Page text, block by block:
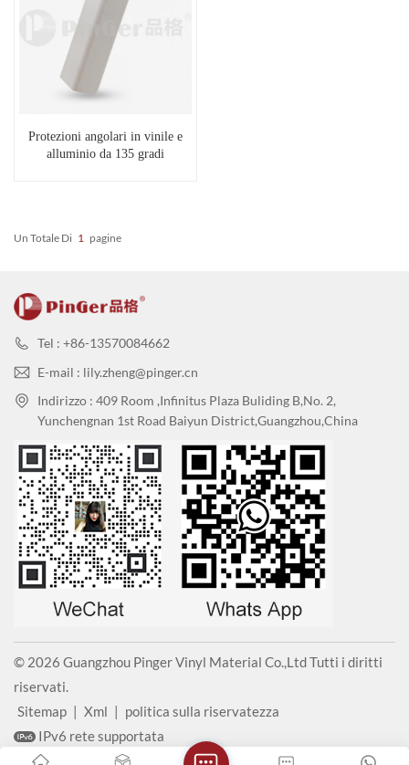
Protezioni angolari in vinile e
alluminio da 135 gradi
Un Totale Di 1 Pagine
Tel : +86-13570084662
E-mail : lily.zheng@pinger.cn
Indirizzo : 409 Room ,Infinitus Plaza Buliding B,No. 2,
Yunchengnan 1st Road Baiyun District,Guangzhou,China
© 2026 Guangzhou Pinger Vinyl Material Co.,Ltd Tutti i diritti
riservati.
Sitemap | Xml | politica sulla riservatezza
IPv6 rete supportata